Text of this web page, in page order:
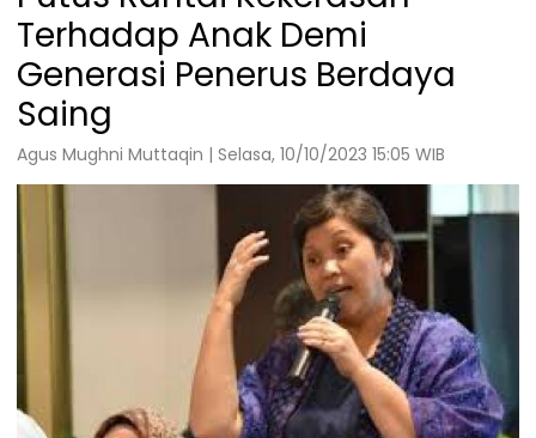
Terhadap Anak Demi
Generasi Penerus Berdaya
Saing
Agus Mughni Muttaqin | Selasa, 10/10/2023 15:05 WIB